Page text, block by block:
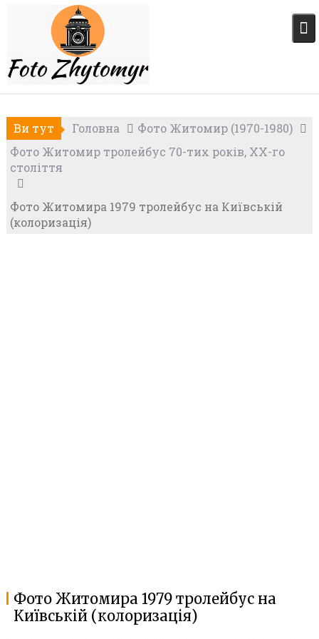
Ви тут Головна
Фото Житомир (1970-1980)
Фото Житомир тролейбус 70-тих років, XX-го
століття
Фото Житомира 1979 тролейбус на Київській
(колоризація)
Фото Житомира 1979 тролейбус на
Київській (колоризація)